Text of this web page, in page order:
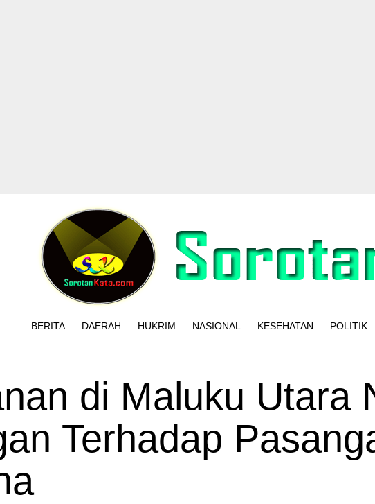
BERITA DAERAH HUKRIM NASIONAL KESEHATAN POLITIK
di Maluku Utara
Terhadap